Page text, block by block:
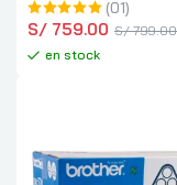
(01)
S/ 799.00
S/ 759.00
en stock